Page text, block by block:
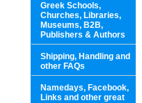
Greek Schools,
Churches, Libraries,
Museums, B2B,
Publishers & Authors
Shipping, Handling and
other FAQs
Namedays, Facebook,
Links and other great